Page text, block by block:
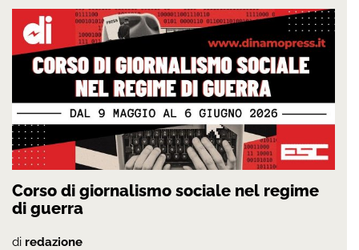
Corso di giornalismo sociale nel regime
di guerra
di redazione